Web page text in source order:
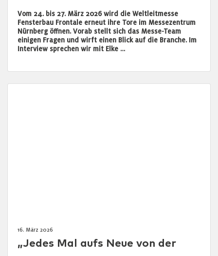
Vom 24. bis 27. März 2026 wird die Weltleitmesse
Fensterbau Frontale erneut ihre Tore im Messezentrum
Nürnberg öffnen. Vorab stellt sich das Messe-Team
einigen Fragen und wirft einen Blick auf die Branche. Im
Interview sprechen wir mit Elke …
16. März 2026
„Jedes Mal aufs Neue von der